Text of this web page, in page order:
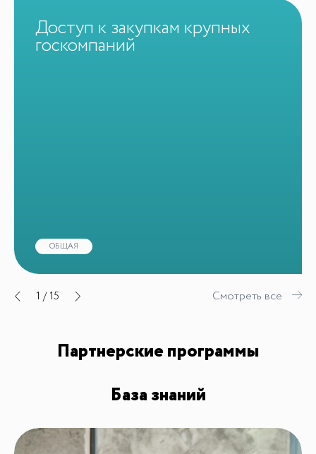
Доступ к закупкам крупных
госкомпаний
ОБЩАЯ
1 /15 Смотреть все
Партнерские программы
База знаний